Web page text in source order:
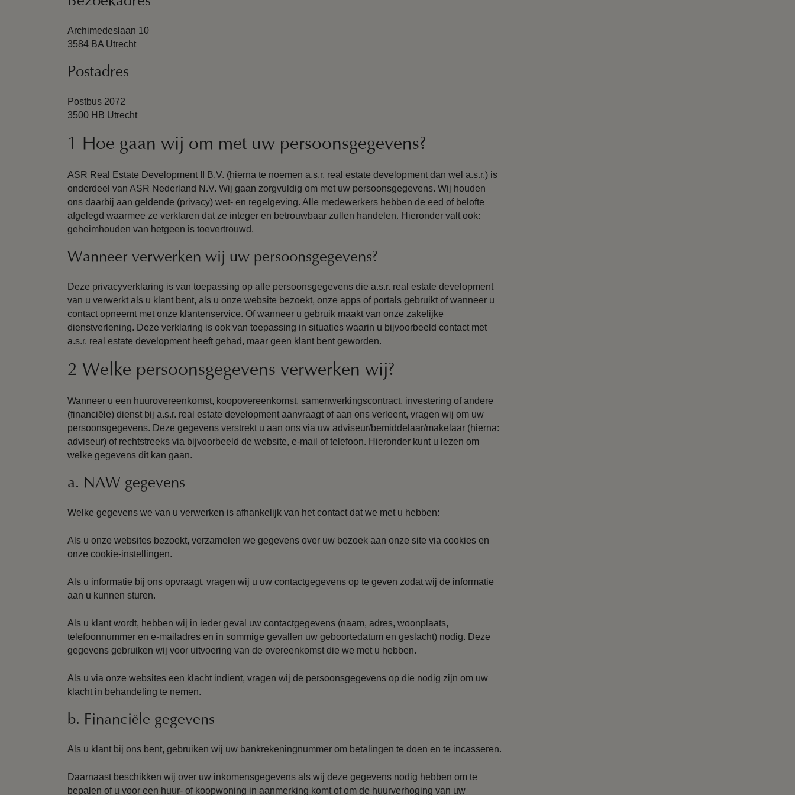
Archimedeslaan 10
3584 BA Utrecht
Postadres
Postbus 2072
3500 HB Utrecht
1 Hoe gaan wij om met uw persoonsgegevens?
ASR Real Estate Development II B.V. (hierna te noemen a.s.r. real estate development dan wel a.s.r.) is
onderdeel van ASR Nederland N.V. Wij gaan zorgvuldig om met uw persoonsgegevens. Wij houden
ons daarbij aan geldende (privacy) wet- en regelgeving. Alle medewerkers hebben de eed of belofte
afgelegd waarmee ze verklaren dat ze integer en betrouwbaar zullen handelen. Hieronder valt ook:
geheimhouden van hetgeen is toevertrouwd.
Wanneer verwerken wij uw persoonsgegevens?
Deze privacyverklaring is van toepassing op alle persoonsgegevens die a.s.r. real estate development
van u verwerkt als u klant bent, als u onze website bezoekt, onze apps of portals gebruikt of wanneer u
contact opneemt met onze klantenservice. Of wanneer u gebruik maakt van onze zakelijke
dienstverlening. Deze verklaring is ook van toepassing in situaties waarin u bijvoorbeeld contact met
a.s.r. real estate development heeft gehad, maar geen klant bent geworden.
2 Welke persoonsgegevens verwerken wij?
Wanneer u een huurovereenkomst, koopovereenkomst, samenwerkingscontract, investering of andere
(financiële) dienst bij a.s.r. real estate development aanvraagt of aan ons verleent, vragen wij om uw
persoonsgegevens. Deze gegevens verstrekt u aan ons via uw adviseur/bemiddelaar/makelaar (hierna:
adviseur) of rechtstreeks via bijvoorbeeld de website, e-mail of telefoon. Hieronder kunt u lezen om
welke gegevens dit kan gaan.
a. NAW gegevens
Welke gegevens we van u verwerken is afhankelijk van het contact dat we met u hebben:
Als u onze websites bezoekt, verzamelen we gegevens over uw bezoek aan onze site via cookies en
onze cookie-instellingen.
Als u informatie bij ons opvraagt, vragen wij u uw contactgegevens op te geven zodat wij de informatie
aan u kunnen sturen.
Als u klant wordt, hebben wij in ieder geval uw contactgegevens (naam, adres, woonplaats,
telefoonnummer en e-mailadres en in sommige gevallen uw geboortedatum en geslacht) nodig. Deze
gegevens gebruiken wij voor uitvoering van de overeenkomst die we met u hebben.
Als u via onze websites een klacht indient, vragen wij de persoonsgegevens op die nodig zijn om uw
klacht in behandeling te nemen.
b. Financiële gegevens
Als u klant bij ons bent, gebruiken wij uw bankrekeningnummer om betalingen te doen en te incasseren.
Daarnaast beschikken wij over uw inkomensgegevens als wij deze gegevens nodig hebben om te
bepalen of u voor een huur- of koopwoning in aanmerking komt of om de huurverhoging van uw